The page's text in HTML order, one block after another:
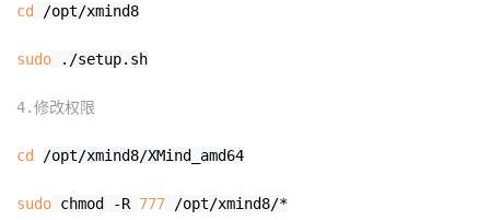
动
关
注
我
的
开
发
我
的
Programs
我
的
cd /opt/xmind8
sudo ./setup.sh
4.修改权限
cd /opt/xmind8/XMind_amd64
sudo chmod -R 777 /opt/xmind8/*